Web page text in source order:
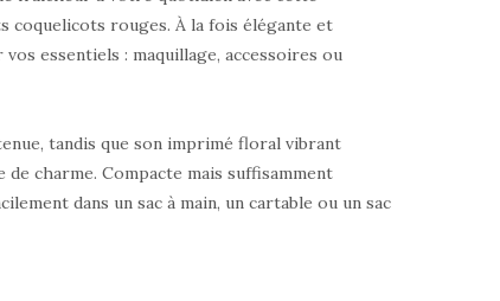
coquelicots rouges. À la fois élégante et
essentiels : maquillage, accessoires ou
tandis que son imprimé floral vibrant
charme. Compacte mais suffisamment
dans un sac à main, un cartable ou un sac